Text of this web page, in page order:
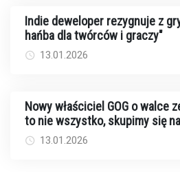
Indie deweloper rezygnuje z
hańba dla twórców i graczy"
13.01.2026
Nowy właściciel GOG o walce
to nie wszystko, skupimy się
13.01.2026